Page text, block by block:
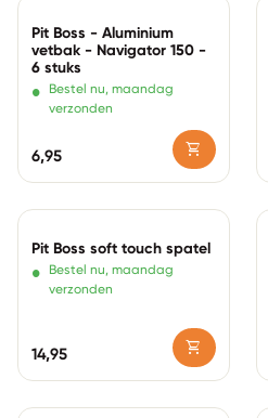
Pit Boss - Aluminium
vetbak - Navigator 150 -
6 stuks
•
Bestel nu, maandag
verzonden
Normale prijs
6,95 shopping_cart
Pit Boss soft touch spatel
•
Bestel nu, maandag
verzonden
Normale prijs
14,95 shopping_cart